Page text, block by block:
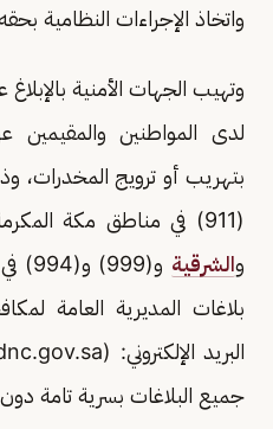
واتخاذ الإجراءات النظامية
وتهيب الجهات الأمنية
لدى المواطنين
بتهريب أو ترويج المخدرات،
(911) في مناطق مكة المكرمة والمدينة المنورة و
والشرقية و(999) و(994) في بقية مناطق
البريد الإلكتروني: (Email:
جميع البلاغات بسرية تامة